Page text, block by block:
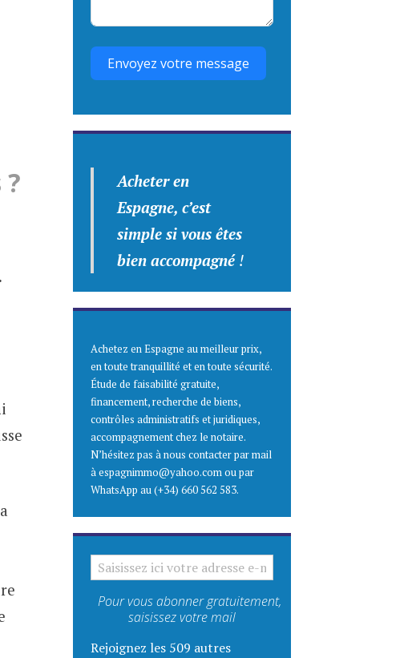
Envoyez votre message
Acheter en
Espagne, c’est
simple si vous êtes
bien accompagné!
Achetez en Espagne au meilleur prix,
en toute tranquillité et en toute sécurité.
Étude de faisabilité gratuite,
financement, recherche de biens,
contrôles administratifs et juridiques,
accompagnement chez le notaire.
N’hésitez pas à nous contacter par mail
à espagnimmo@yahoo.com ou par
WhatsApp au (+34) 660 562 583.
SAISISSEZ ICI VOTRE ADRESSE E-MAIL
Pour vous abonner gratuitement,
saisissez votre mail
Rejoignez les 509 autres